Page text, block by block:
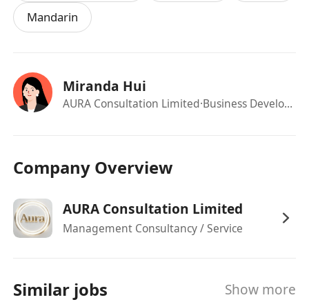
其簽證類型、基本申請條件與官方遞交流程。
流利使用粵語、普通話及基礎英語，能獨立進行
訊。
具備外出見客能力，能按需自駕或使用公共交通
具備責任感與目標導向思維，適應混合工作模式
日10:00–18:00之核心工時內高效執行任務。
福利
豐厚薪酬結構：首兩個月保障薪資約港幣22,000
佣金，月薪總額可達40,000–50,000元，薪資具
Mandarin
Miranda Hui
AURA Consultation Limited·Business Development Manager
Company Overview
AURA Consultation Limited
Management Consultancy / Service
Similar jobs Show more